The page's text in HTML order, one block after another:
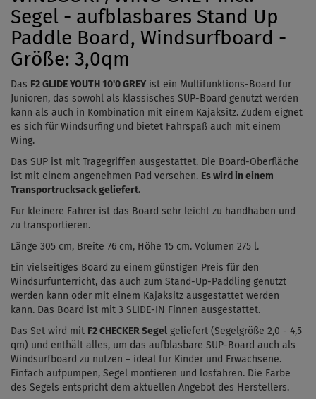
Segel - aufblasbares Stand Up
Paddle Board, Windsurfboard -
Größe: 3,0qm
Das F2 GLIDE YOUTH 10'0 GREY ist ein Multifunktions-Board für
Junioren, das sowohl als klassisches SUP-Board genutzt werden
kann als auch in Kombination mit einem Kajaksitz. Zudem eignet
es sich für Windsurfing und bietet Fahrspaß auch mit einem
Wing.
Das SUP ist mit Tragegriffen ausgestattet. Die Board-Oberfläche
ist mit einem angenehmen Pad versehen. Es wird in einem
Transportrucksack geliefert.
Für kleinere Fahrer ist das Board sehr leicht zu handhaben und
zu transportieren.
Länge 305 cm, Breite 76 cm, Höhe 15 cm. Volumen 275 l.
Ein vielseitiges Board zu einem günstigen Preis für den
Windsurfunterricht, das auch zum Stand-Up-Paddling genutzt
werden kann oder mit einem Kajaksitz ausgestattet werden
kann. Das Board ist mit 3 SLIDE-IN Finnen ausgestattet.
Das Set wird mit F2 CHECKER Segel geliefert (Segelgröße 2,0 - 4,5
qm) und enthält alles, um das aufblasbare SUP-Board auch als
Windsurfboard zu nutzen – ideal für Kinder und Erwachsene.
Einfach aufpumpen, Segel montieren und losfahren. Die Farbe
des Segels entspricht dem aktuellen Angebot des Herstellers.